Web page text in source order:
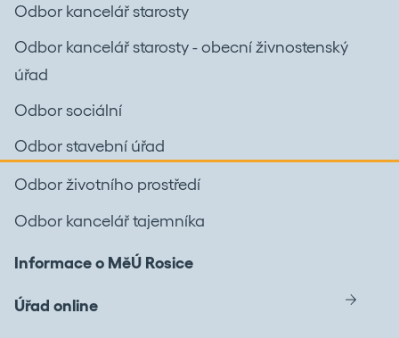
Odbor kancelář starosty
Odbor kancelář starosty - obecní živnostenský
úřad
Odbor sociální
Odbor stavební úřad
Odbor životního prostředí
Odbor kancelář tajemníka
Informace o MěÚ Rosice
Úřad online